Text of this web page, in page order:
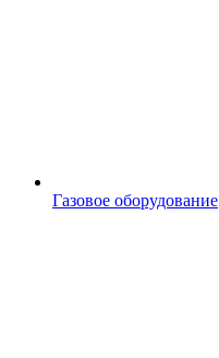
Газовое оборудование